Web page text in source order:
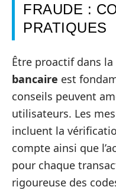
FRAUDE :
PRATIQUES
Être proactif dans
bancaire est
conseils peuvent
utilisateurs. Les
incluent la
compte ainsi que
pour chaque
rigoureuse des